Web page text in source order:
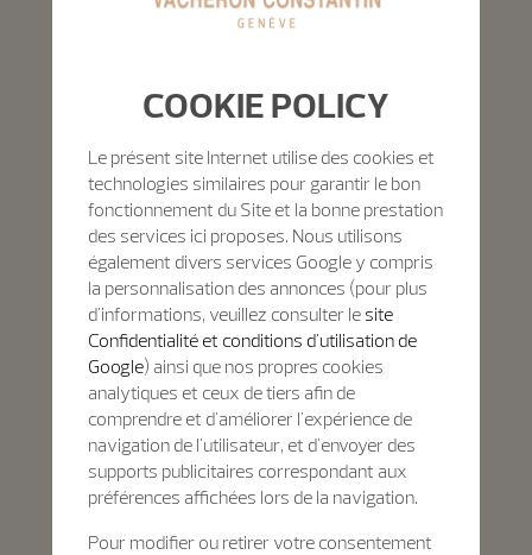
COOKIE POLICY
Le présent site Internet utilise des cookies et
technologies similaires pour garantir le bon
fonctionnement du Site et la bonne prestation
des services ici proposes. Nous utilisons
également divers services Google y compris
la personnalisation des annonces (pour plus
d'informations, veuillez consulter le site
Confidentialité et conditions d'utilisation de
Google) ainsi que nos propres cookies
analytiques et ceux de tiers afin de
comprendre et d'améliorer l'expérience de
navigation de l'utilisateur, et d'envoyer des
supports publicitaires correspondant aux
préférences affichées lors de la navigation.
Pour modifier ou retirer votre consentement